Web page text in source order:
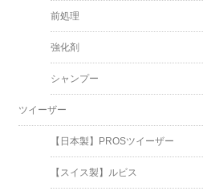
前処理
強化剤
シャンプー
ツイーザー
【日本製】PROSツイーザー
【スイス製】ルビス